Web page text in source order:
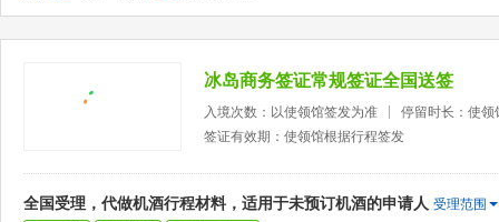
冰岛商务签证常规签证全国送签
入境次数：以使领馆签发为准
停留时长：使领
签证有效期：使领馆根据行程签发
全国受理，代做机酒行程材料，适用于未预订机酒的申请人 受理范围